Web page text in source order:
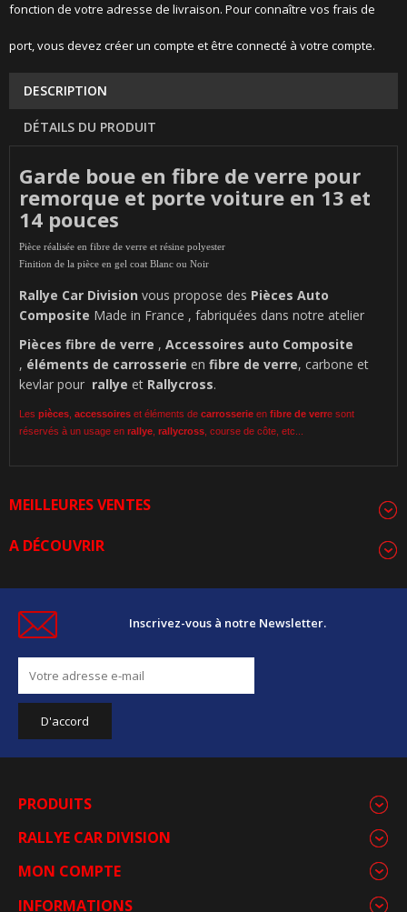
fonction de votre adresse de livraison. Pour connaître vos frais de
port, vous devez créer un compte et être connecté à votre compte.
DESCRIPTION
DÉTAILS DU PRODUIT
Garde boue en fibre de verre pour
remorque et porte voiture en 13 et
14 pouces
Pièce réalisée en fibre de verre et résine polyester
Finition de la pièce en gel coat Blanc ou Noir
Rallye Car Division vous propose des Pièces Auto
Composite Made in France , fabriquées dans notre atelier
Pièces fibre de verre , Accessoires auto Composite
, éléments de carrosserie en fibre de verre, carbone et
kevlar pour rallye et Rallycross.
Les pièces accessoires et éléments de carrosserie en fibre de verre sont
réservés à un usage en rallye rallycross , course de côte, etc...
MEILLEURES VENTES
A DÉCOUVRIR
Inscrivez-vous à notre Newsletter.
PRODUITS
RALLYE CAR DIVISION
MON COMPTE
INFORMATIONS